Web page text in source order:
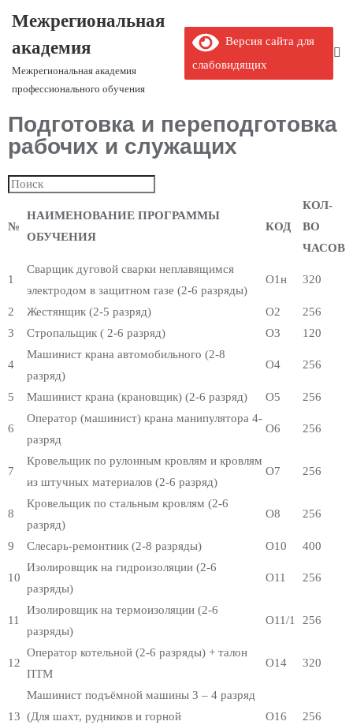
Межрегиональная
академия
Межрегиональная академия
профессионального обучения
Версия сайта для
слабовидящих
Подготовка и переподготовка
рабочих и служащих
№
НАИМЕНОВАНИЕ ПРОГРАММЫ
ОБУЧЕНИЯ
КОД
КОЛ-
ВО
ЧАСОВ
1
Сварщик дуговой сварки неплавящимся
электродом в защитном газе (2-6 разряды)
О1н 320
2 Жестянщик (2-5 разряд) О2
256
3
Стропальщик ( 2-6 разряд) О3 120
4
Машинист крана автомобильного (2-8
разряд)
О4 256
5 Машинист крана (крановщик) (2-6 разряд) О5 256
6
Оператор (машинист) крана манипулятора 4-
разряд
О6 256
7
Кровельщик по рулонным кровлям и кровлям
из штучных материалов (2-6 разряд)
О7 256
8
Кровельщик по стальным кровлям (2-6
разряд)
О8 256
9 Слесарь-ремонтник (2-8 разряды) О10 400
10
Изолировщик на гидроизоляции (2-6
разряды)
О11 256
11
Изолировщик на термоизоляции (2-6
разряды)
О11/1 256
12
Оператор котельной (2-6 разряды) + талон
ПТМ
О14 320
13
Машинист подъёмной машины 3 – 4 разряд
(Для шахт, рудников и горной
О16 256